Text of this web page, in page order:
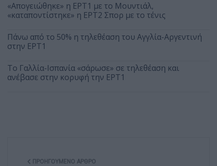
«Απογειώθηκε» η ΕΡΤ1 με το Μουντιάλ,
«καταποντίστηκε» η ΕΡΤ2 Σπορ με το τένις
Πάνω από το 50% η τηλεθέαση του Αγγλία-Αργεντινή
στην ΕΡΤ1
Το Γαλλία-Ισπανία «σάρωσε» σε τηλεθέαση και
ανέβασε στην κορυφή την ΕΡΤ1
ΠΡΟΗΓΟΎΜΕΝΟ ΆΡΘΡΟ